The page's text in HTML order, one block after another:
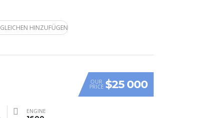
HINZUFÜGEN
OUR
PRICE $25 000
ENGINE